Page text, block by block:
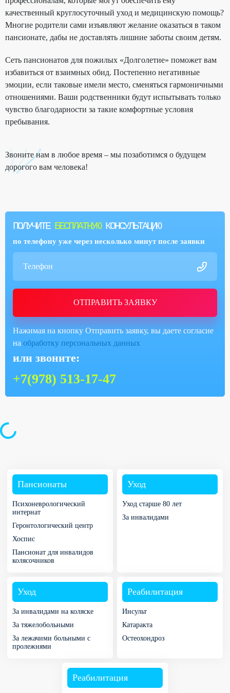
качественный круглосуточный уход и медицинскую помощь?
Многие родители сами изъявляют желание оказаться в таком
пансионате, дабы не доставлять лишние заботы своим детям.
Сеть пансионатов для пожилых «Долголетие» поможет вам
избавиться от взаимных обид. Постепенно негативные
эмоции, если таковые имели место, сменяться гармоничными
отношениями. Ваши родственники будут испытывать только
чувство благодарности за такие комфортные условия
пребывания.
Звоните нам в любое время – мы позаботимся о будущем
дорогого вам человека!
ПОЛУЧИТЕ БЕСПЛАТНУЮКОНСУЛЬТАЦИЮ
по телефону уже через несколько минут после заявки
ОТПРАВИТЬ ЗАЯВКУ
Нажимая на кнопку Отправить заявку, вы даете согласие
на обработку персональных данных
или звоните:
+7(978) 513-17-47
Пансионаты
Психоневрологический
интернат
Геронтологический центр
Хоспис
Пансионат для инвалидов
колясочников
Уход
Уход старше 80 лет
За инвалидами
Уход
За инвалидами на коляске
За тяжелобольными
За лежачими больными с
пролежнями
Реабилитация
Инсульт
Катаракта
Остеохондроз
Реабилитация